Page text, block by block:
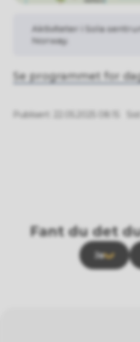
Aktiviteter i Sola
Norway.
Se programmet for
Publisert
Fant du det
Ja